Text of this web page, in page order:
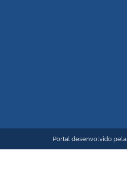
Portal desenvolvido pela